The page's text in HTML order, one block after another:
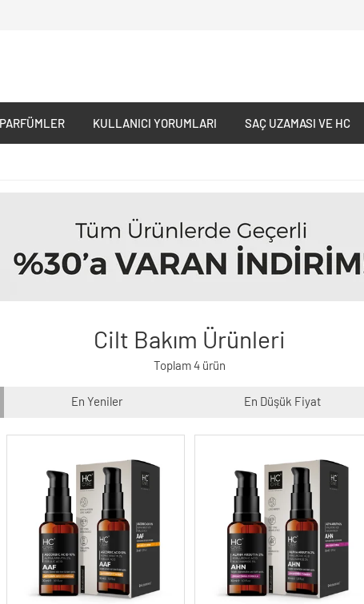
PARFÜMLER KULLANICI YORUMLARI SAÇ UZAMASI VE HC
Cilt Bakım Ürünleri
Toplam 4 ürün
En Yeniler En Düşük Fiyat